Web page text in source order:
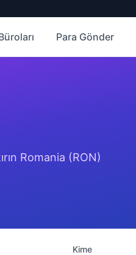
Para Gönder
Romania (RON)
Kime